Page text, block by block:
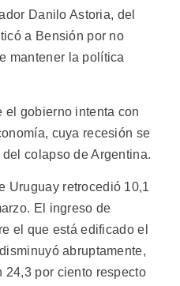
Danilo Astoria, del
a Bensión por no
mantener la política
el gobierno intenta con
cuya recesión se
colapso de Argentina.
Uruguay retrocedió 10,1
El ingreso de
el que está edificado el
abruptamente,
24,3 por ciento respecto